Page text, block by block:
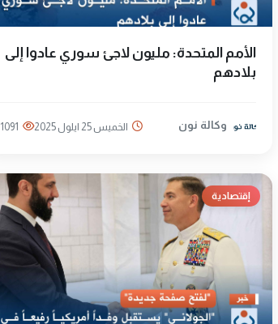
الأمم المتحدة: مليون لاجئ سوري عادوا إلى
بلادهم
وكالة نون الخميس 25 ايلول 2025 1091
إقتصادية